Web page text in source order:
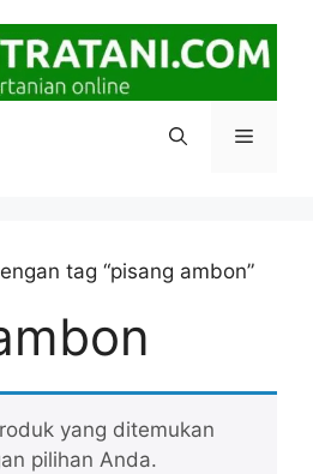
Menu
tag “pisang ambon”
yang ditemukan
pilihan Anda.